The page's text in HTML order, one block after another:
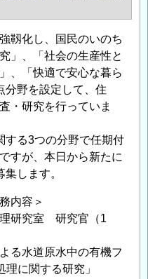
靱化し、国民のいのち
」、「社会の生産性と
、「快適で安心な暮ら
分野を設定して、住
・研究を行っていま
する3つの分野で任期付
すが、本日から新たに
します。
内容＞
研究室 研究官（1
る水道原水中の有機フ
に関する研究」